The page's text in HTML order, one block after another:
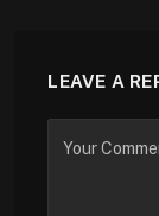
LEAVE A